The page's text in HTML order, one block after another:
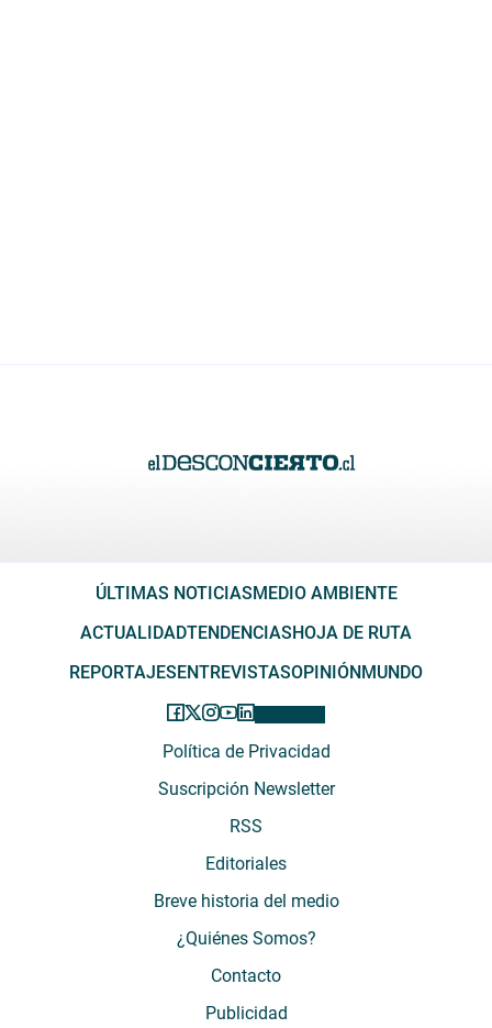
ÚLTIMAS NOTICIAS MEDIO AMBIENTE
ACTUALIDADTENDENCIAS HOJA DE RUTA
REPORTAJES ENTREVISTASOPINIÓN MUNDO
Política de Privacidad
Suscripción Newsletter
RSS
Editoriales
Breve historia del medio
¿Quiénes Somos?
Contacto
Publicidad